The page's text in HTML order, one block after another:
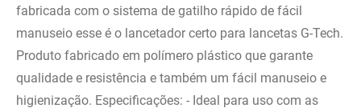
fabricada com o sistema de gatilho rápido de fácil
manuseio esse é o lancetador certo para lancetas G-Tech.
Produto fabricado em polímero plástico que garante
qualidade e resistência e também um fácil manuseio e
higienização. Especificações: - Ideal para uso com as